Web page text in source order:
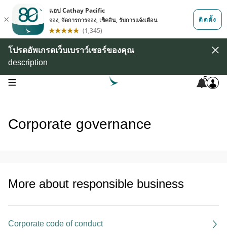
โปรดอัพเกรดเว็บเบราว์เซอร์ของคุณ
description
open navigation menu 5
Corporate governance
More about responsible business
Corporate code of conduct